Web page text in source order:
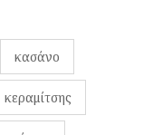
κασάνο
κεραμίτσης